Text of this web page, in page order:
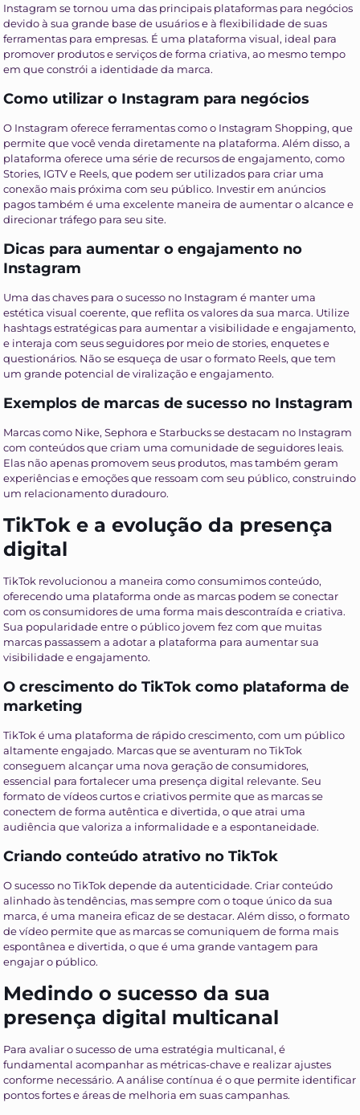
Instagram se tornou uma das principais plataformas para negócios
devido à sua grande base de usuários e à flexibilidade de suas
ferramentas para empresas. É uma plataforma visual, ideal para
promover produtos e serviços de forma criativa, ao mesmo tempo
em que constrói a identidade da marca.
Como utilizar o Instagram para negócios
O Instagram oferece ferramentas como o Instagram Shopping, que
permite que você venda diretamente na plataforma. Além disso, a
plataforma oferece uma série de recursos de engajamento, como
Stories, IGTV e Reels, que podem ser utilizados para criar uma
conexão mais próxima com seu público. Investir em anúncios
pagos também é uma excelente maneira de aumentar o alcance e
direcionar tráfego para seu site.
Dicas para aumentar o engajamento no
Instagram
Uma das chaves para o sucesso no Instagram é manter uma
estética visual coerente, que reflita os valores da sua marca. Utilize
hashtags estratégicas para aumentar a visibilidade e engajamento,
e interaja com seus seguidores por meio de stories, enquetes e
questionários. Não se esqueça de usar o formato Reels, que tem
um grande potencial de viralização e engajamento.
Exemplos de marcas de sucesso no Instagram
Marcas como Nike, Sephora e Starbucks se destacam no Instagram
com conteúdos que criam uma comunidade de seguidores leais.
Elas não apenas promovem seus produtos, mas também geram
experiências e emoções que ressoam com seu público, construindo
um relacionamento duradouro.
TikTok e a evolução da presença
digital
TikTok revolucionou a maneira como consumimos conteúdo,
oferecendo uma plataforma onde as marcas podem se conectar
com os consumidores de uma forma mais descontraída e criativa.
Sua popularidade entre o público jovem fez com que muitas
marcas passassem a adotar a plataforma para aumentar sua
visibilidade e engajamento.
O crescimento do TikTok como plataforma de
marketing
TikTok é uma plataforma de rápido crescimento, com um público
altamente engajado. Marcas que se aventuram no TikTok
conseguem alcançar uma nova geração de consumidores,
essencial para fortalecer uma presença digital relevante. Seu
formato de vídeos curtos e criativos permite que as marcas se
conectem de forma autêntica e divertida, o que atrai uma
audiência que valoriza a informalidade e a espontaneidade.
Criando conteúdo atrativo no TikTok
O sucesso no TikTok depende da autenticidade. Criar conteúdo
alinhado às tendências, mas sempre com o toque único da sua
marca, é uma maneira eficaz de se destacar. Além disso, o formato
de vídeo permite que as marcas se comuniquem de forma mais
espontânea e divertida, o que é uma grande vantagem para
engajar o público.
Medindo o sucesso da sua
presença digital multicanal
Para avaliar o sucesso de uma estratégia multicanal, é
fundamental acompanhar as métricas-chave e realizar ajustes
conforme necessário. A análise contínua é o que permite identificar
pontos fortes e áreas de melhoria em suas campanhas.